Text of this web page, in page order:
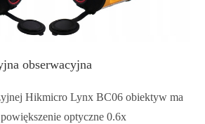
obserwacyjna
Hikmicro Lynx BC06 obiektyw ma
optyczne 0.6x